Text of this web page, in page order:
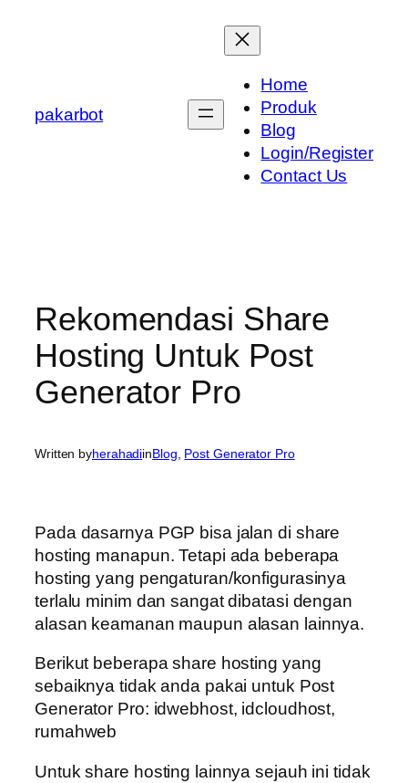
pakarbot
Home
Produk
Blog
Login/Register
Contact Us
Rekomendasi Share
Hosting Untuk Post
Generator Pro
Written byherahadiinBlog Post Generator Pro
Pada dasarnya PGP bisa jalan di share
hosting manapun. Tetapi ada beberapa
hosting yang pengaturan/konfigurasinya
terlalu minim dan sangat dibatasi dengan
alasan keamanan maupun alasan lainnya.
Berikut beberapa share hosting yang
sebaiknya tidak anda pakai untuk Post
Generator Pro: idwebhost, idcloudhost,
rumahweb
Untuk share hosting lainnya sejauh ini tidak